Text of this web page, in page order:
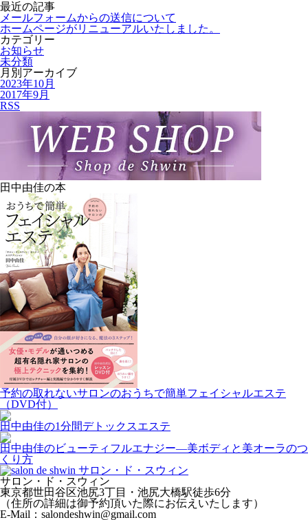
最近の記事
メールフォームからの送信について
ホームページがリニューアルいたしました。
カテゴリー
お知らせ
未分類
月別アーカイブ
2023年10月
2017年9月
RSS
田中由佳の本
予約の取れないサロンのおうちで簡単フェイシャルエステ
（DVD付）
田中由佳の1分間デトックスエステ
田中由佳のビューティフルエナジー―美ボディと美オーラのつ
くり方
サロン・ド・スウィン
東京都世田谷区池尻3丁目・池尻大橋駅徒歩6分
（住所の詳細は御予約頂いた際にお伝えいたします）
E-Mail：salondeshwin@gmail.com